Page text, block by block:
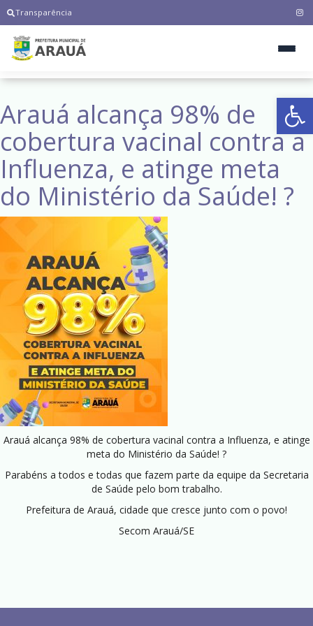
Transparência
Arauá alcança 98% de
cobertura vacinal contra a
Influenza, e atinge meta
do Ministério da Saúde! ?
Arauá alcança 98% de cobertura vacinal contra a Influenza, e atinge
meta do Ministério da Saúde! ?
Parabéns a todos e todas que fazem parte da equipe da Secretaria
de Saúde pelo bom trabalho.
Prefeitura de Arauá, cidade que cresce junto com o povo!
Secom Arauá/SE